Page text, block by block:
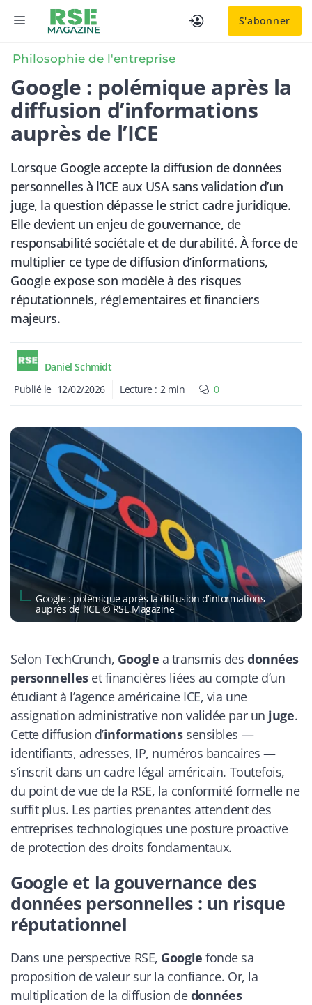
S'abonner
MENU
Philosophie de l'entreprise
Google : polémique après la
diffusion d’informations
auprès de l’ICE
Lorsque Google accepte la diffusion de données
personnelles à l’ICE aux USA sans validation d’un
juge, la question dépasse le strict cadre juridique.
Elle devient un enjeu de gouvernance, de
responsabilité sociétale et de durabilité. À force de
multiplier ce type de diffusion d’informations,
Google expose son modèle à des risques
réputationnels, réglementaires et financiers
majeurs.
Daniel Schmidt
Publié le 12/02/2026 Lecture : 2 min 0
Google : polémique après la diffusion d’informations
auprès de l’ICE © RSE Magazine
Selon TechCrunch, Google a transmis desdonnées
personnelleset financières liées au compte d’un
étudiant à l’agence américaine ICE, via une
assignation administrative non validée par un juge.
Cette diffusion d’informationssensibles —
identifiants, adresses, IP, numéros bancaires —
s’inscrit dans un cadre légal américain. Toutefois,
du point de vue de la RSE, la conformité formelle ne
suffit plus. Les parties prenantes attendent des
entreprises technologiques une posture proactive
de protection des droits fondamentaux.
Google et la gouvernance des
données personnelles : un risque
réputationnel
Dans une perspective RSE, Google fonde sa
proposition de valeur sur la confiance. Or, la
multiplication de la diffusion dedonnées